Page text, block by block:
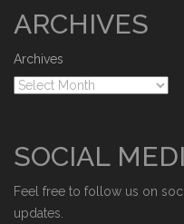
ARCHIVES
Archives
SOCIAL
Feel free to follow us on
updates.